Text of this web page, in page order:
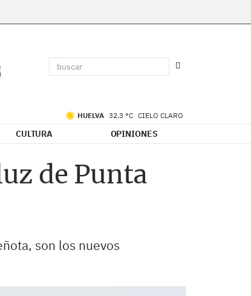
HUELVA 32.3 °C CIELO CLARO
CULTURA OPINIONES
de Punta
son los nuevos